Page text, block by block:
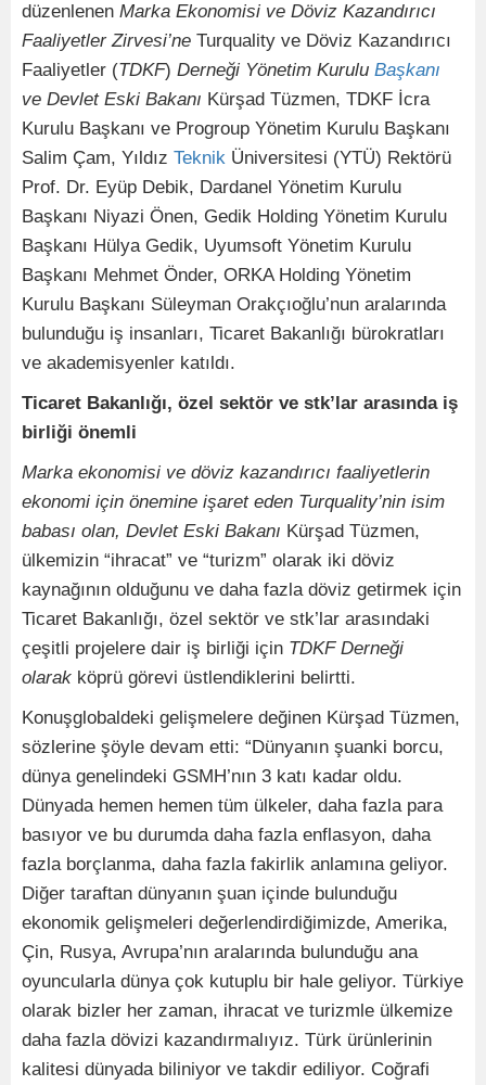
düzenlenen Marka Ekonomisi ve Döviz Kazandırıcı
Faaliyetler Zirvesi’ne Turquality ve Döviz Kazandırıcı
Faaliyetler (TDKF) Derneği Yönetim Kurulu Başkanı
ve Devlet Eski Bakanı Kürşad Tüzmen, TDKF İcra
Kurulu Başkanı ve Progroup Yönetim Kurulu Başkanı
Salim Çam, Yıldız Teknik Üniversitesi (YTÜ) Rektörü
Prof. Dr. Eyüp Debik, Dardanel Yönetim Kurulu
Başkanı Niyazi Önen, Gedik Holding Yönetim Kurulu
Başkanı Hülya Gedik, Uyumsoft Yönetim Kurulu
Başkanı Mehmet Önder, ORKA Holding Yönetim
Kurulu Başkanı Süleyman Orakçıoğlu’nun aralarında
bulunduğu iş insanları, Ticaret Bakanlığı bürokratları
ve akademisyenler katıldı.
Ticaret Bakanlığı, özel sektör ve stk’lar arasında iş
birliği önemli
Marka ekonomisi ve döviz kazandırıcı faaliyetlerin
ekonomi için önemine işaret eden Turquality’nin isim
babası olan, Devlet Eski Bakanı Kürşad Tüzmen,
ülkemizin “ihracat” ve “turizm” olarak iki döviz
kaynağının olduğunu ve daha fazla döviz getirmek için
Ticaret Bakanlığı, özel sektör ve stk’lar arasındaki
çeşitli projelere dair iş birliği için TDKF Derneği
olarak köprü görevi üstlendiklerini belirtti.
Konuşglobaldeki gelişmelere değinen Kürşad Tüzmen,
sözlerine şöyle devam etti: “Dünyanın şuanki borcu,
dünya genelindeki GSMH’nın 3 katı kadar oldu.
Dünyada hemen hemen tüm ülkeler, daha fazla para
basıyor ve bu durumda daha fazla enflasyon, daha
fazla borçlanma, daha fazla fakirlik anlamına geliyor.
Diğer taraftan dünyanın şuan içinde bulunduğu
ekonomik gelişmeleri değerlendirdiğimizde, Amerika,
Çin, Rusya, Avrupa’nın aralarında bulunduğu ana
oyuncularla dünya çok kutuplu bir hale geliyor. Türkiye
olarak bizler her zaman, ihracat ve turizmle ülkemize
daha fazla dövizi kazandırmalıyız. Türk ürünlerinin
kalitesi dünyada biliniyor ve takdir ediliyor. Coğrafi